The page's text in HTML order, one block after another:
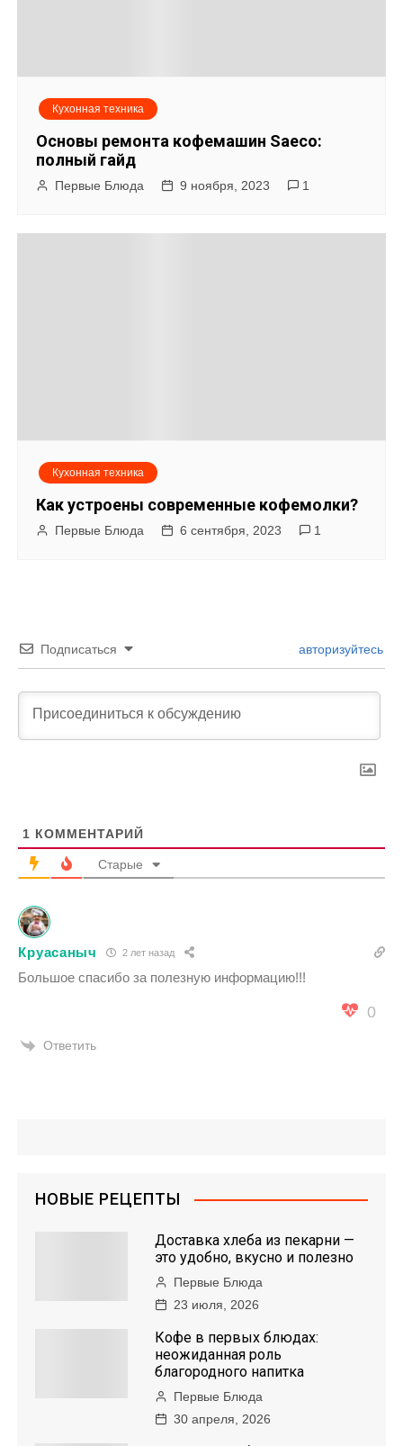
Кухонная техника
Основы ремонта кофемашин Saeco:
полный гайд
Первые Блюда 9 ноября, 2023 1
Кухонная техника
Как устроены современные кофемолки?
Первые Блюда 6 сентября, 2023 1
Подписаться авторизуйтесь
1 КОММЕНТАРИЙ
Старые
Круасаныч 2 лет назад
Большое спасибо за полезную информацию!!!
0
Ответить
НОВЫЕ РЕЦЕПТЫ
Доставка хлеба из пекарни —
это удобно, вкусно и полезно
Первые Блюда
23 июля, 2026
Кофе в первых блюдах:
неожиданная роль
благородного напитка
Первые Блюда
30 апреля, 2026